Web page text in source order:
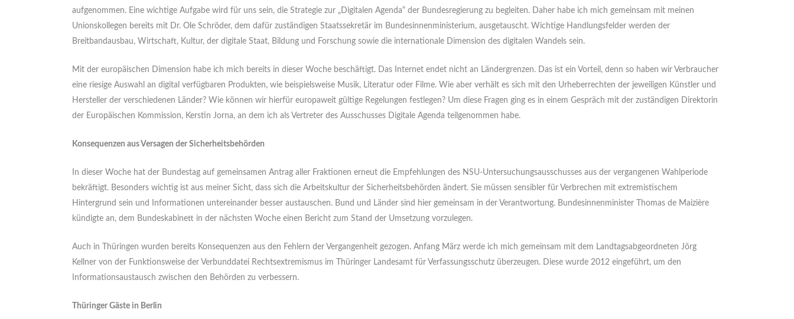
aufgenommen. Eine wichtige Aufgabe wird für uns sein, die Strategie zur „Digitalen Agenda“ der Bundesregierung zu begleiten. Daher habe ich mich gemeinsam mit meinen
Unionskollegen bereits mit Dr. Ole Schröder, dem dafür zuständigen Staatssekretär im Bundesinnenministerium, ausgetauscht. Wichtige Handlungsfelder werden der
Breitbandausbau, Wirtschaft, Kultur, der digitale Staat, Bildung und Forschung sowie die internationale Dimension des digitalen Wandels sein.
Mit der europäischen Dimension habe ich mich bereits in dieser Woche beschäftigt. Das Internet endet nicht an Ländergrenzen. Das ist ein Vorteil, denn so haben wir Verbraucher
eine riesige Auswahl an digital verfügbaren Produkten, wie beispielsweise Musik, Literatur oder Filme. Wie aber verhält es sich mit den Urheberrechten der jeweiligen Künstler und
Hersteller der verschiedenen Länder? Wie können wir hierfür europaweit gültige Regelungen festlegen? Um diese Fragen ging es in einem Gespräch mit der zuständigen Direktorin
der Europäischen Kommission, Kerstin Jorna, an dem ich als Vertreter des Ausschusses Digitale Agenda teilgenommen habe.
Konsequenzen aus Versagen der Sicherheitsbehörden
In dieser Woche hat der Bundestag auf gemeinsamen Antrag aller Fraktionen erneut die Empfehlungen des NSU-Untersuchungsausschusses aus der vergangenen Wahlperiode
bekräftigt. Besonders wichtig ist aus meiner Sicht, dass sich die Arbeitskultur der Sicherheitsbehörden ändert. Sie müssen sensibler für Verbrechen mit extremistischem
Hintergrund sein und Informationen untereinander besser austauschen. Bund und Länder sind hier gemeinsam in der Verantwortung. Bundesinnenminister Thomas de Maizière
kündigte an, dem Bundeskabinett in der nächsten Woche einen Bericht zum Stand der Umsetzung vorzulegen.
Auch in Thüringen wurden bereits Konsequenzen aus den Fehlern der Vergangenheit gezogen. Anfang März werde ich mich gemeinsam mit dem Landtagsabgeordneten Jörg
Kellner von der Funktionsweise der Verbunddatei Rechtsextremismus im Thüringer Landesamt für Verfassungsschutz überzeugen. Diese wurde 2012 eingeführt, um den
Informationsaustausch zwischen den Behörden zu verbessern.
Thüringer Gäste in Berlin